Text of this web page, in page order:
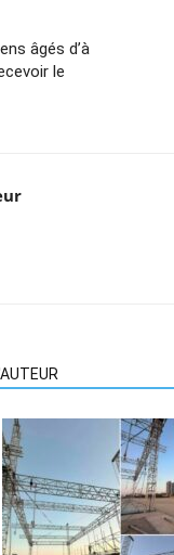
âgés d’à
le